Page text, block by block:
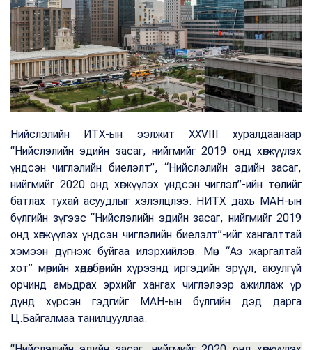
Нийслэлийн ИТХ-ын ээлжит XXVIII хуралдаанаар
“Нийслэлийн эдийн засаг, нийгмийг 2019 онд хөгжүүлэх
үндсэн чиглэлийн биелэлт”, “Нийслэлийн эдийн засаг,
нийгмийг 2020 онд хөгжүүлэх үндсэн чиглэл”-ийн төслийг
батлах тухай асуудлыг хэлэлцлээ. НИТХ дахь МАН-ын
бүлгийн зүгээс “Нийслэлийн эдийн засаг, нийгмийг 2019
онд хөгжүүлэх үндсэн чиглэлийн биелэлт”-ийг хангалттай
хэмээн дүгнэж буйгаа илэрхийлэв. Мөн “Аз жаргалтай
хот” мөрийн хөдөлбөрийн хүрээнд иргэдийн эрүүл, аюулгүй
орчинд амьдрах эрхийг хангах чиглэлээр ажиллаж үр
дүнд хүрсэн гэдгийг МАН-ын бүлгийн дэд дарга
Ц.Байгалмаа танилцууллаа.